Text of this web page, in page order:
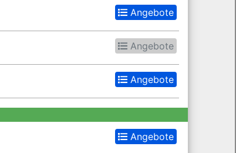
Angebote
Angebote
Angebote
Angebote